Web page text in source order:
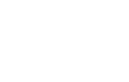
"El patrimonio social y el paisaje de